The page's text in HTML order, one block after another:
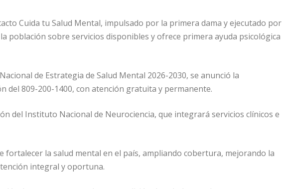
Cuida tu Salud Mental, impulsado por la primera dama y ejecutado por
población sobre servicios disponibles y ofrece primera ayuda psicológica
de Estrategia de Salud Mental 2026-2030, se anunció la
del 809-200-1400, con atención gratuita y permanente.
del Instituto Nacional de Neurociencia, que integrará servicios clínicos e
fortalecer la salud mental en el país, ampliando cobertura, mejorando la
integral y oportuna.